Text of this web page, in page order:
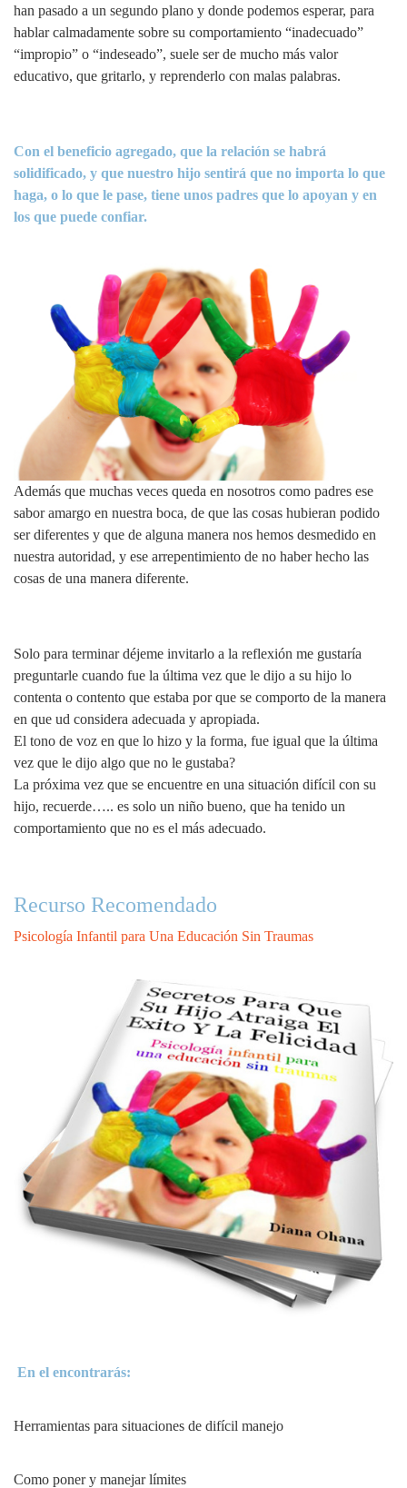
han pasado a un segundo plano y donde podemos esperar, para
hablar calmadamente sobre su comportamiento “inadecuado”
“impropio” o “indeseado”, suele ser de mucho más valor
educativo, que gritarlo, y reprenderlo con malas palabras.
Con el beneficio agregado, que la relación se habrá
solidificado, y que nuestro hijo sentirá que no importa lo que
haga, o lo que le pase, tiene unos padres que lo apoyan y en
los que puede confiar.
Además que muchas veces queda en nosotros como padres ese
sabor amargo en nuestra boca, de que las cosas hubieran podido
ser diferentes y que de alguna manera nos hemos desmedido en
nuestra autoridad, y ese arrepentimiento de no haber hecho las
cosas de una manera diferente.
Solo para terminar déjeme invitarlo a la reflexión me gustaría
preguntarle cuando fue la última vez que le dijo a su hijo lo
contenta o contento que estaba por que se comporto de la manera
en que ud considera adecuada y apropiada.
El tono de voz en que lo hizo y la forma, fue igual que la última
vez que le dijo algo que no le gustaba?
La próxima vez que se encuentre en una situación difícil con su
hijo, recuerde….. es solo un niño bueno, que ha tenido un
comportamiento que no es el más adecuado.
Recurso Recomendado
Psicología Infantil para Una Educación Sin Traumas
En el encontrarás:
Herramientas para situaciones de difícil manejo
Como poner y manejar límites